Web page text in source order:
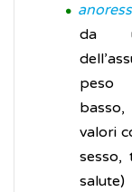
da
peso
valori
sesso,